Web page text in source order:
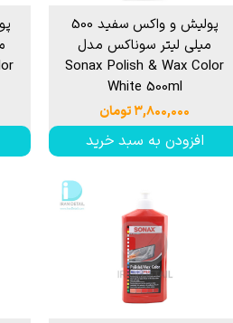
پولیش و واکس سفید 500
میلی لیتر سوناکس مدل
Sonax Polish & Wax Color
White 500ml
۳,۸۰۰,۰۰۰ تومان
افزودن به سبد خرید